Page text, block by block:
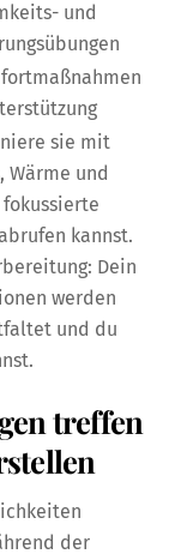
und
sie mit
Wärme und
kannst.
Dein
werden
und du
treffen
der